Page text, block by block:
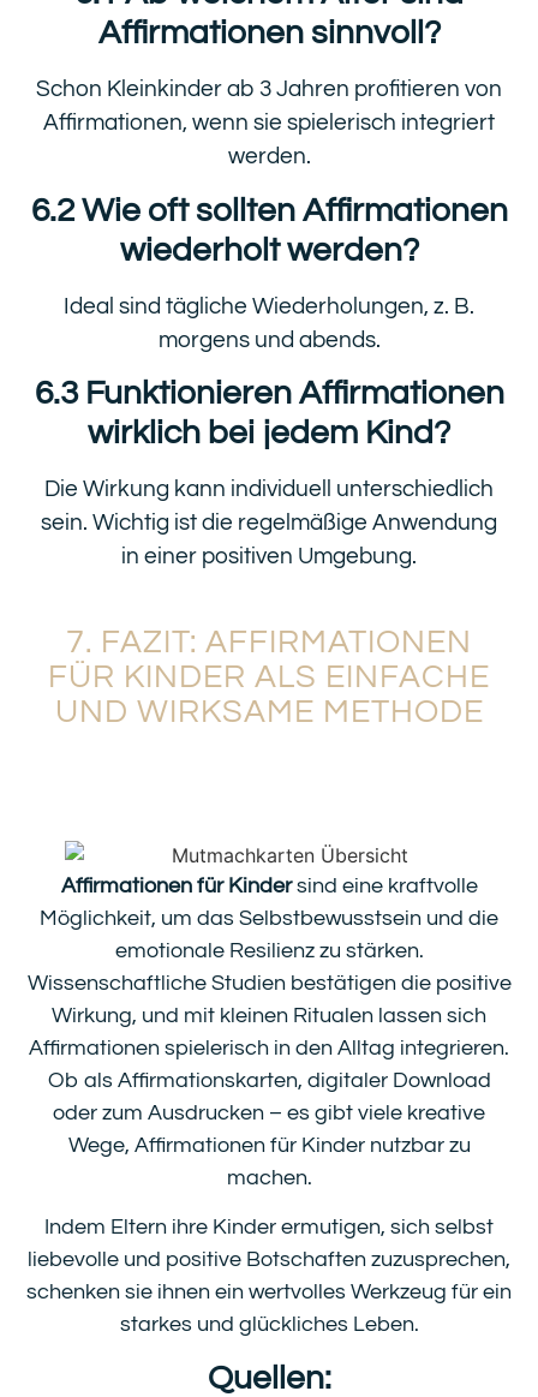
Affirmationen sinnvoll?
Schon Kleinkinder ab 3 Jahren profitieren von
Affirmationen, wenn sie spielerisch integriert
werden.
6.2 Wie oft sollten Affirmationen
wiederholt werden?
Ideal sind tägliche Wiederholungen, z. B.
morgens und abends.
6.3 Funktionieren Affirmationen
wirklich bei jedem Kind?
Die Wirkung kann individuell unterschiedlich
sein. Wichtig ist die regelmäßige Anwendung
in einer positiven Umgebung.
7. FAZIT: AFFIRMATIONEN
FÜR KINDER ALS EINFACHE
UND WIRKSAME METHODE
Affirmationen für Kindersind eine kraftvolle
Möglichkeit, um das Selbstbewusstsein und die
emotionale Resilienz zu stärken.
Wissenschaftliche Studien bestätigen die positive
Wirkung, und mit kleinen Ritualen lassen sich
Affirmationen spielerisch in den Alltag integrieren.
Ob als Affirmationskarten, digitaler Download
oder zum Ausdrucken – es gibt viele kreative
Wege, Affirmationen für Kinder nutzbar zu
machen.
Indem Eltern ihre Kinder ermutigen, sich selbst
liebevolle und positive Botschaften zuzusprechen,
schenken sie ihnen ein wertvolles Werkzeug für ein
starkes und glückliches Leben.
Quellen: